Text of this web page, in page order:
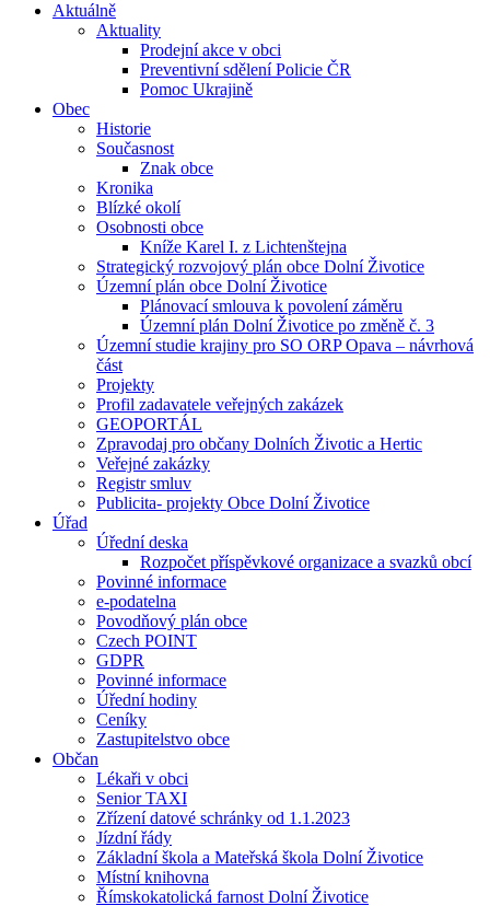
Aktuálně
Aktuality
Prodejní akce v obci
Preventivní sdělení Policie ČR
Pomoc Ukrajině
Obec
Historie
Současnost
Znak obce
Kronika
Blízké okolí
Osobnosti obce
Kníže Karel I. z Lichtenštejna
Strategický rozvojový plán obce Dolní Životice
Územní plán obce Dolní Životice
Plánovací smlouva k povolení záměru
Územní plán Dolní Životice po změně č. 3
Územní studie krajiny pro SO ORP Opava – návrhová
část
Projekty
Profil zadavatele veřejných zakázek
GEOPORTÁL
Zpravodaj pro občany Dolních Životic a Hertic
Veřejné zakázky
Registr smluv
Publicita- projekty Obce Dolní Životice
Úřad
Úřední deska
Rozpočet příspěvkové organizace a svazků obcí
Povinné informace
e-podatelna
Povodňový plán obce
Czech POINT
GDPR
Povinné informace
Úřední hodiny
Ceníky
Zastupitelstvo obce
Občan
Lékaři v obci
Senior TAXI
Zřízení datové schránky od 1.1.2023
Jízdní řády
Základní škola a Mateřská škola Dolní Životice
Místní knihovna
Římskokatolická farnost Dolní Životice